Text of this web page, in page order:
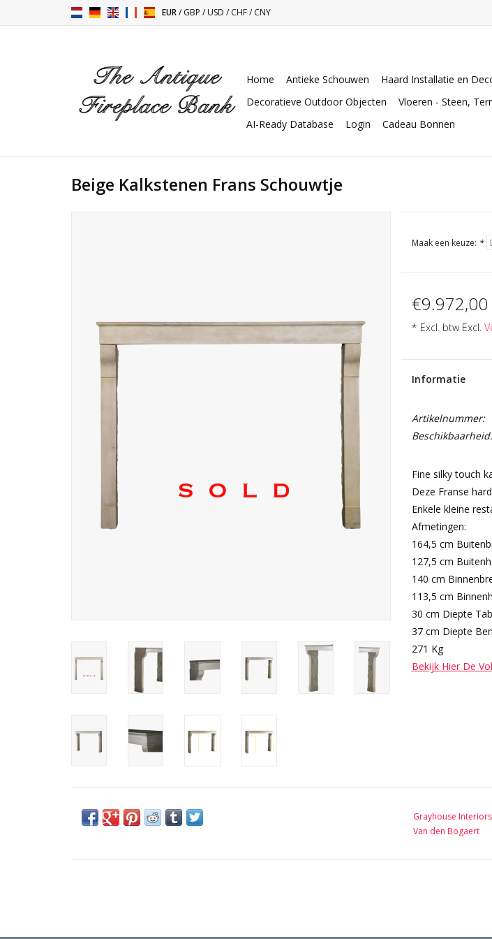
EUR/GBP /USD /CHF/CNY
Home Antieke Schouwen Haard Installatie en
Decoratieve Outdoor Objecten
Vloeren - Steen,
AI-Ready Database
Login Cadeau Bonnen
Beige Kalkstenen Frans Schouwtje
Maak een keuze: *
€9.972,00
* Excl. btw Excl.
Informatie
Artikelnummer:
Beschikbaarheid:
Fine silky touch
Deze Franse
Enkele kleine
Afmetingen:
164,5 cm
127,5 cm
140 cm
113,5 cm
30 cm Diepte
37 cm Diepte
271 Kg
Bekijk Hier De
Grayhouse Interiors
Van den Bogaert